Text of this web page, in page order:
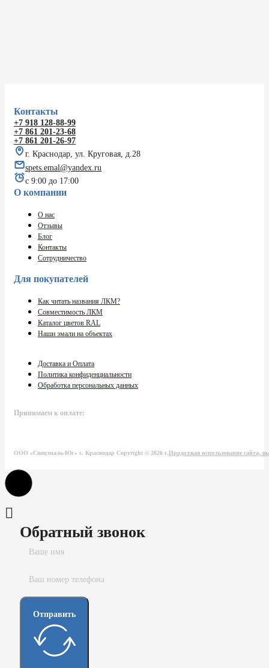
Контакты
+7 918 128-88-99
+7 861 201-23-68
+7 861 201-26-97
г. Краснодар, ул. Круговая, д.28
spets.emal@yandex.ru
с 9:00 до 17:00
О компании
О нас
Отзывы
Блог
Контакты
Сотрудничество
Для покупателей
Как читать названия ЛКМ?
Совместимость ЛКМ
Каталог цветов RAL
Наши эмали на объектах
Доставка и Оплата
Политика конфиденциальности
Обработка персональных данных
Принимаем к оплате:
ООО «Спецэмаль-Юг» г. Краснодар Copyright © 2026 г.Продолжая использование сайта,
Обратный звонок
Отправить